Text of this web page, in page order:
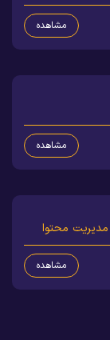
مشاهده
مشاهده
مشاهده